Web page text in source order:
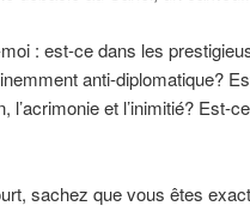
: est-ce dans les
anti-diplomatique?
l’acrimonie et l’inimitié?
sachez que vous êtes